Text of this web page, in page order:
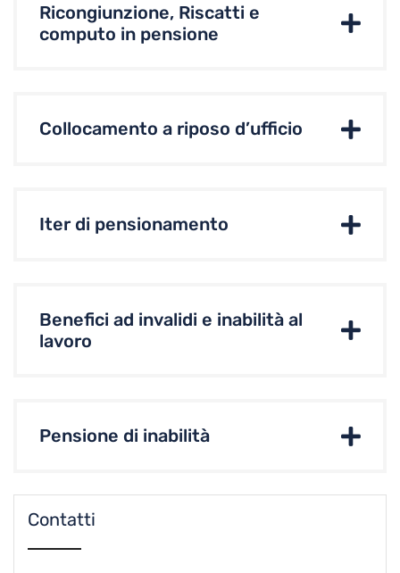
Ricongiunzione, Riscatti e
computo in pensione
Collocamento a riposo d’ufficio
Iter di pensionamento
Benefici ad invalidi e inabilità al
lavoro
Pensione di inabilità
Contatti